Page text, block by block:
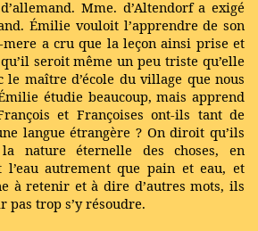
Mme. d’Altendorf a exigé
Émilie vouloit l’apprendre de son
a cru que la leçon ainsi prise et
seroit même un peu triste qu’elle
le maître d’école du village que nous
étudie beaucoup, mais apprend
et Françoises ont-ils tant de
langue étrangère ? On diroit qu’ils
nature éternelle des choses, en
autrement que pain et eau, et
à retenir et à dire d’autres mots, ils
pas trop s’y résoudre.